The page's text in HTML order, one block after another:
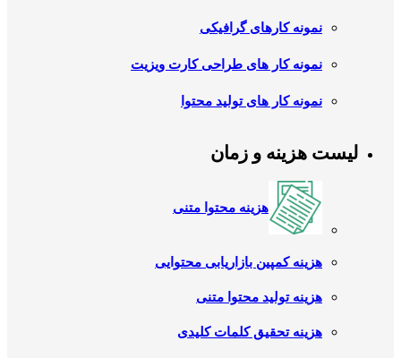
نمونه کارهای گرافیکی
نمونه کار های طراحی کارت ویزیت
نمونه کار های تولید محتوا
لیست هزینه و زمان
هزینه محتوا متنی
هزینه کمپین بازاریابی محتوایی
هزینه تولید محتوا متنی
هزینه تحقیق کلمات کلیدی